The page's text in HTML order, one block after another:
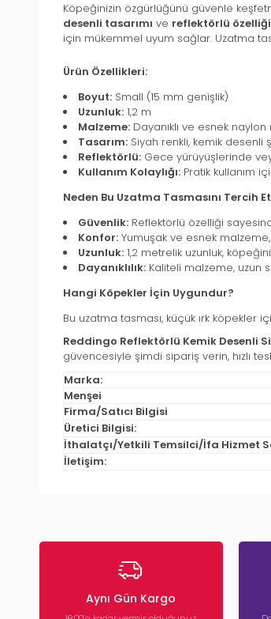
Köpeğinizin özgürlüğünü güvenle
desenli tasarımı ve reflektörlü özelliği
için mükemmel uyum sağlar. Uzatma
Ürün Özellikleri:
Boyut: Small (15 mm genişlik)
Uzunluk: 1,2 m
Malzeme: Dayanıklı ve esnek
Tasarım: Siyah renkli, kemik desenli
Reflektörlü: Gece yürüyüşlerinde
Kullanım Kolaylığı: Pratik kullanım
Neden Bu Uzatma Tasmasını Tercih
Güvenlik: Reflektörlü özelliği
Konfor: Yumuşak ve esnek
Uzunluk: 1,2 metrelik uzunluk,
Dayanıklılık: Kaliteli malzeme, uzun
Hangi Köpekler İçin Uygundur?
Bu uzatma tasması, küçük ırk
Reddingo Reflektörlü Kemik Desenli
güvencesiyle şimdi sipariş verin, hızlı
Marka:
Menşei
Firma/Satıcı Bilgisi
Üretici Bilgisi:
İthalatçı/Yetkili Temsilci/İfa Hizmet
İletişim:
Aynı Gün Kargo